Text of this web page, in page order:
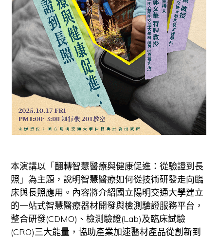
本演講以「翻轉智慧醫療與健康促進：從驗證到長
照」為主題，說明智慧醫療如何從技術研發走向臨
床與長照應用。內容將介紹國立陽明交通大學建立
的一站式智慧醫療器材開發與檢測驗證服務平台，
整合研發(CDMO)、檢測驗證(Lab)及臨床試驗
(CRO)三大能量，協助產業加速醫材產品從創新到